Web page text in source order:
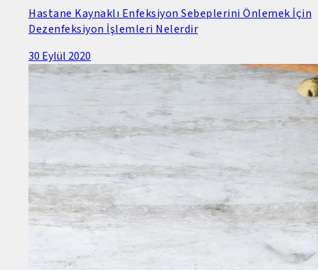
Hastane Kaynaklı Enfeksiyon Sebeplerini Önlemek İçin
Dezenfeksiyon İşlemleri Nelerdir
30 Eylül 2020